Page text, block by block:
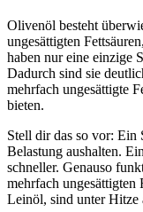
Olivenöl besteht
ungesättigten
haben nur eine einzige
Dadurch sind sie
mehrfach ungesättigte
bieten.
Stell dir das so vor: Ein
Belastung aushalten.
schneller. Genauso
mehrfach ungesättigten
Leinöl, sind unter Hitze